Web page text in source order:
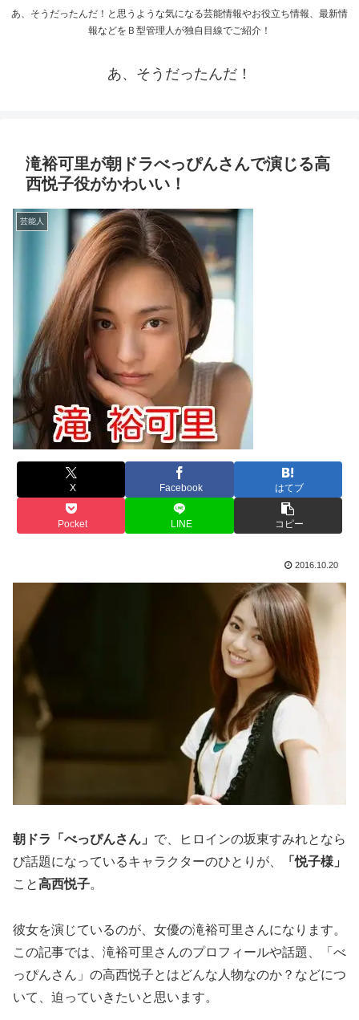
あ、そうだったんだ！と思うような気になる芸能情報やお役立ち情報、最新情
報などをＢ型管理人が独自目線でご紹介！
あ、そうだったんだ！
滝裕可里が朝ドラべっぴんさんで演じる高
西悦子役がかわいい！
芸能人
X Facebook はてブ
Pocket LINE コピー
2016.10.20
朝ドラ「べっぴんさん」 で、ヒロインの坂東すみれとなら
び話題になっているキャラクターのひとりが、
「悦子様」
こと高西悦子。
彼女を演じているのが、女優の滝裕可里さんになります。
この記事では、滝裕可里さんのプロフィールや話題、「べ
っぴんさん」の高西悦子とはどんな人物なのか？などにつ
いて、迫っていきたいと思います。